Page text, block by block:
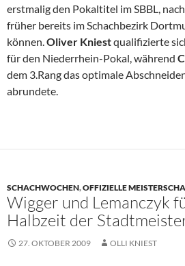
erstmalig den Pokaltitel im SBBL,
früher bereits im Schachbezirk
können.Oliver Kniestqualifizierte
für den Niederrhein-Pokal, während
dem 3.Rang das optimale
abrundete.
SCHACHWOCHEN,OFFIZIELLE
Wigger und Lemanczyk
Halbzeit der
27. OKTOBER 2009 OLLI KNIEST